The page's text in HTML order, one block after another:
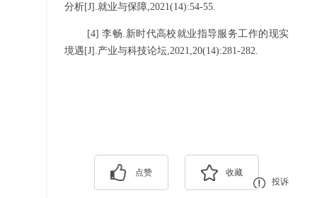
分析[J].就业与保障,2021(14):54-55.
[4]李畅.新时代高校就业指导服务工作的现实
境遇[J].产业与科技论坛,2021,20(14):281-282.
点赞
收藏
投诉